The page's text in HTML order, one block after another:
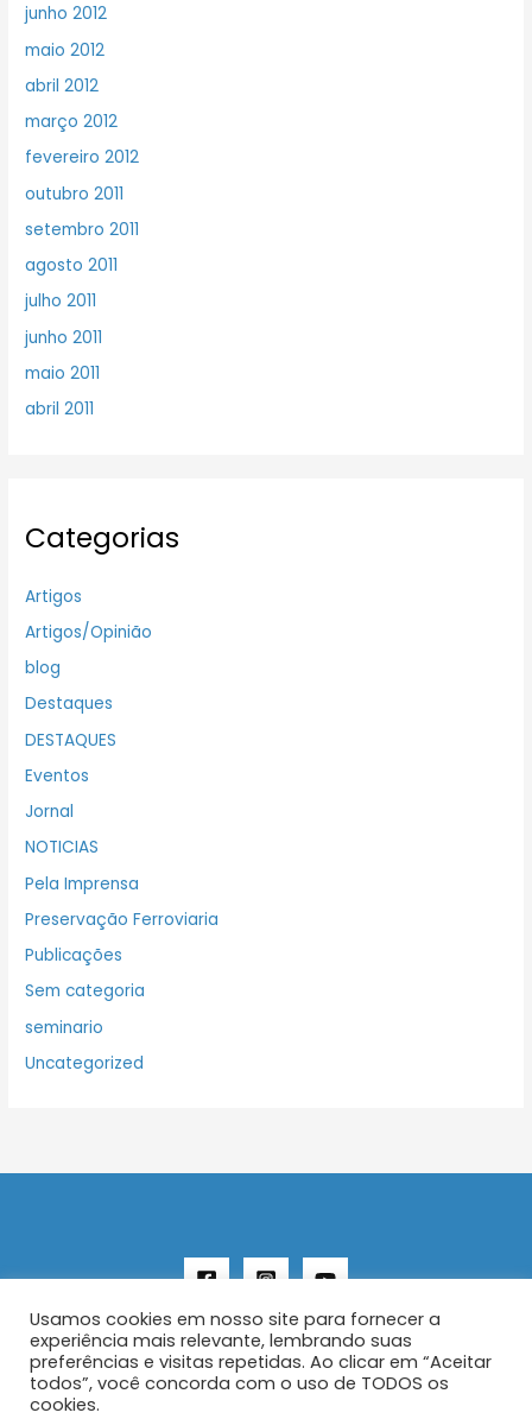
junho 2012
maio 2012
abril 2012
março 2012
fevereiro 2012
outubro 2011
setembro 2011
agosto 2011
julho 2011
junho 2011
maio 2011
abril 2011
Categorias
Artigos
Artigos/Opinião
blog
Destaques
DESTAQUES
Eventos
Jornal
NOTICIAS
Pela Imprensa
Preservação Ferroviaria
Publicações
Sem categoria
seminario
Uncategorized
Copyright © 2026 AENFER
Usamos cookies em nosso site para fornecer a
experiência mais relevante, lembrando suas
preferências e visitas repetidas. Ao clicar em “Aceitar
todos”, você concorda com o uso de TODOS os
cookies.